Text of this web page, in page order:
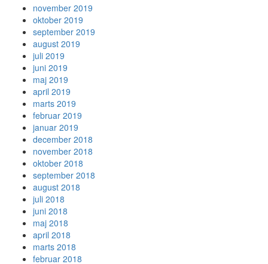
november 2019
oktober 2019
september 2019
august 2019
juli 2019
juni 2019
maj 2019
april 2019
marts 2019
februar 2019
januar 2019
december 2018
november 2018
oktober 2018
september 2018
august 2018
juli 2018
juni 2018
maj 2018
april 2018
marts 2018
februar 2018